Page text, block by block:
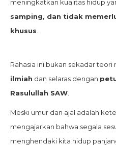
meningkatkan kualitas hidup
samping, dan tidak
khusus.
Rahasia ini bukan sekadar
ilmiah dan selaras dengan
Rasulullah SAW.
Meski umur dan ajal adalah
mengajarkan bahwa segala
menghendaki kita hidup